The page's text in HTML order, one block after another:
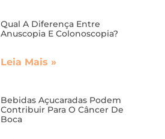
Qual A Diferença Entre
Anuscopia E Colonoscopia?
Leia Mais »
Bebidas Açucaradas Podem
Contribuir Para O Câncer De
Boca